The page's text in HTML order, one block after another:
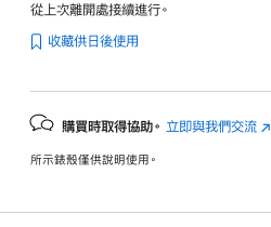
從上次離開處接續進行。
收藏供日後使用
購買時取得協助。 立即與我們交流 (以
開
所示錶殼僅供說明使用。